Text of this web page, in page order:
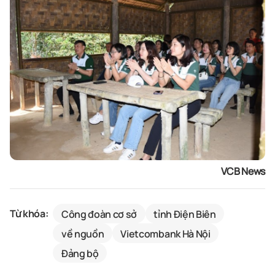
VCB News
Từ khóa: Công đoàn cơ sở
tỉnh Điện Biên
về nguồn
Vietcombank Hà Nội
Đảng bộ